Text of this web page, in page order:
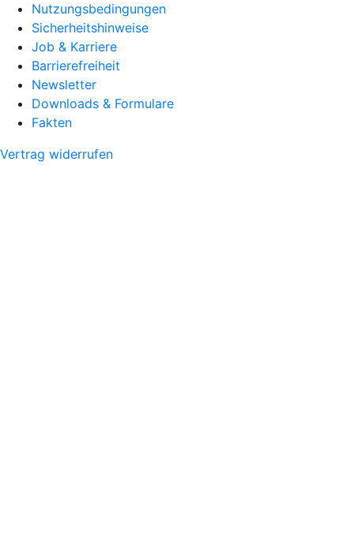
Nutzungsbedingungen
Sicherheitshinweise
Job & Karriere
Barrierefreiheit
Newsletter
Downloads & Formulare
Fakten
Vertrag widerrufen